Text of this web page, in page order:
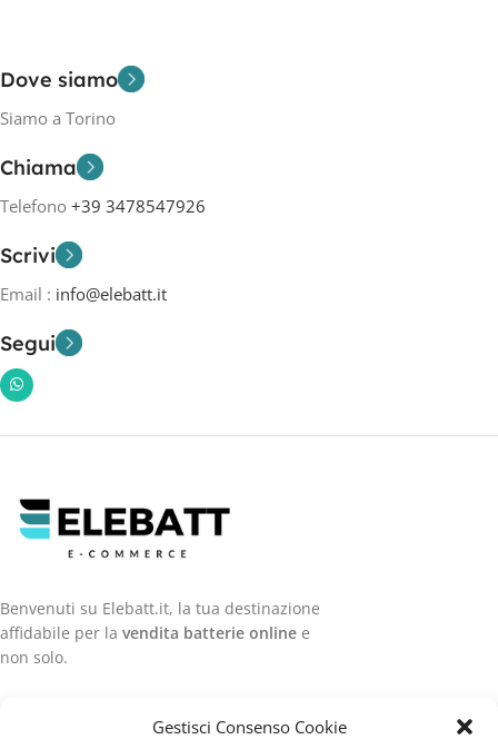
Gestisci Consenso Cookie
Dove siamo
Siamo a Torino
Chiama
Telefono +39 3478547926
Scrivi
Email : info@elebatt.it
Segui
Benvenuti su Elebatt.it, la tua destinazione
affidabile per la vendita batterie online e
non solo.